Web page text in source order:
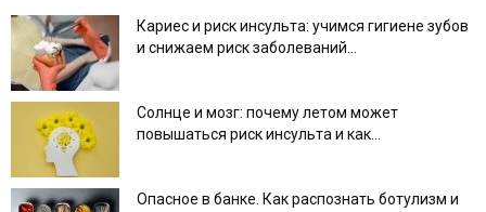
Кариес и риск инсульта: учимся гигиене зубов
и снижаем риск заболеваний...
Солнце и мозг: почему летом может
повышаться риск инсульта и как...
Опасное в банке. Как распознать ботулизм и